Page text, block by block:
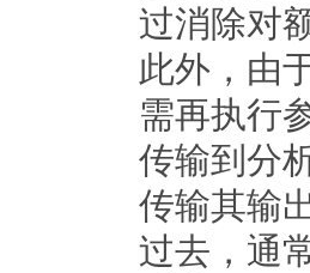
过消除对
此外，由
需再执行
传输到分
传输其输
过去，通